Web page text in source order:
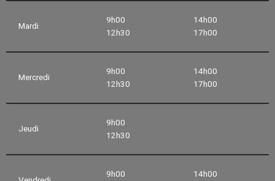
Mardi
9h00
12h30
14h00
17h00
Mercredi
9h00
12h30
14h00
17h00
Jeudi
9h00
12h30
9h00 14h00